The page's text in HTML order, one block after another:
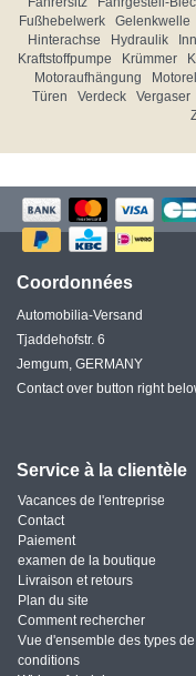
Fußhebelwerk
Gelenkwelle
Hinterachse
Hydraulik
Kraftstoffpumpe
Krümmer
Motoraufhängung
Türen
Verdeck Vergaser
Coordonnées
Automobilia-Versand
Tjaddehofstr. 6
Jemgum, GERMANY
Contact over button right
Service à la clientèle
Vacances de l'entreprise
Contact
Paiement
examen de la boutique
Livraison et retours
Plan du site
Comment rechercher
Vue d'ensemble des types
conditions